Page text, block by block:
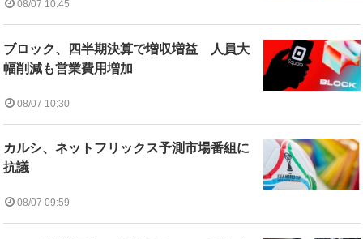
08/07 10:45
ブロック、四半期決算で増収増益 人員大
幅削減も営業費用増加
08/07 10:30
カルシ、ネットフリックス予測市場番組に
抗議
08/07 09:59